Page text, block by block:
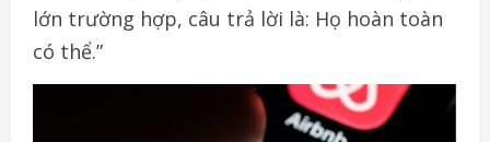
lớn trường hợp, câu trả lời là: Họ hoàn toàn
có thể.”